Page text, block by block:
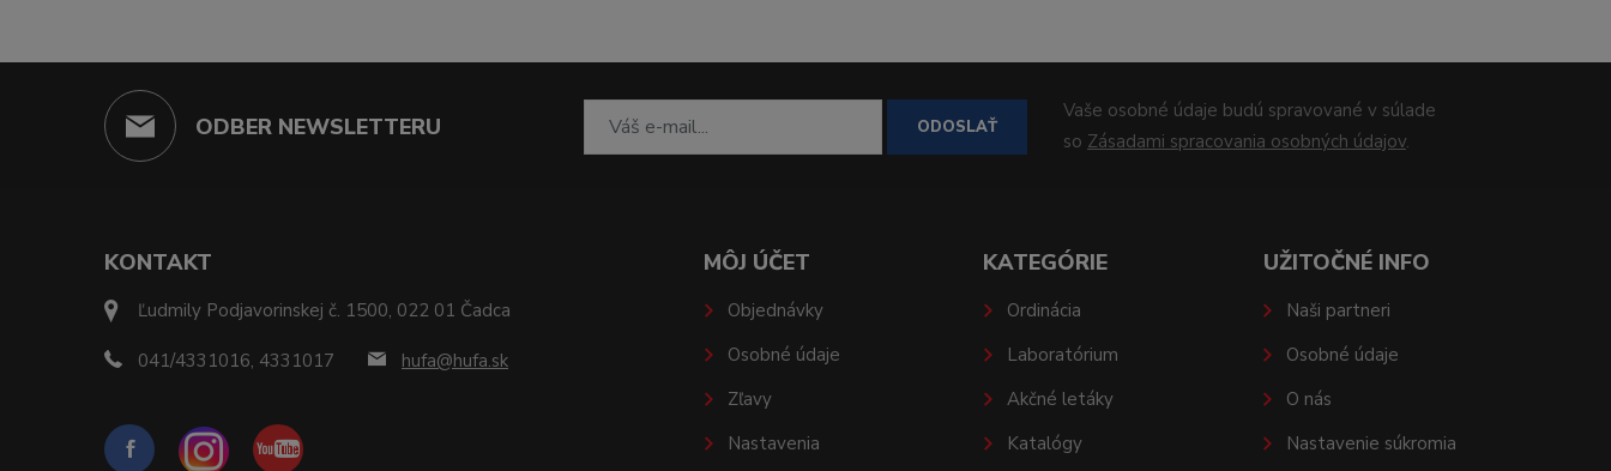
ODBER NEWSLETTERU ODOSLAŤ
Vaše osobné údaje budú spravované v súlade
so Zásadami spracovania osobných údajov.
KONTAKT
Ľudmily Podjavorinskej č. 1500, 022 01 Čadca
041/4331016, 4331017 hufa@hufa.sk
MÔJ ÚČET
Objednávky
Osobné údaje
Zľavy
Nastavenia
KATEGÓRIE
Ordinácia
Laboratórium
Akčné letáky
Katalógy
UŽITOČNÉ INFO
Naši partneri
Osobné údaje
O nás
Nastavenie súkromia